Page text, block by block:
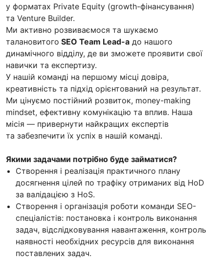
у форматах Private Equity (growth-фінансування)
та Venture Builder.
Ми активно розвиваємося та шукаємо
талановитого SEO Team Lead-а до нашого
динамічного відділу, де ви зможете проявити свої
навички та експертизу.
У нашій команді на першому місці довіра,
креативність та підхід орієнтований на результат.
Ми цінуємо постійний розвиток, money-making
mindset, ефективну комунікацію та вплив. Наша
місія — привернути найкращих експертів
та забезпечити їх успіх в нашій команді.
Якими задачами потрібно буде займатися?
Створення і реалізація практичного плану
досягнення цілей по трафіку отриманих від HoD
за валідацією з HoS.
Створення і організація роботи команди SEO-
спеціалістів: постановка і контроль виконання
задач, відслідковування навантаження, контроль
наявності необхідних ресурсів для виконання
поставлених задач.